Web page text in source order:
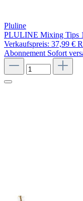
Pluline
PLULINE Mixing Tips
Verkaufspreis: 37,99 €
Abonnement Sofort